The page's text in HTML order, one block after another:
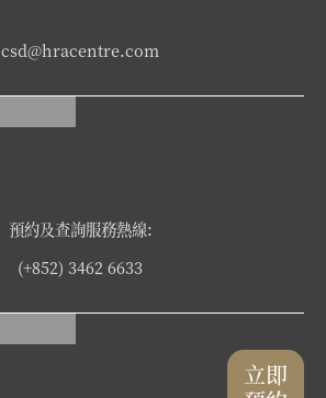
csd@hracentre.com
預約及查詢服務熱線:
(+852) 3462 6633
立即